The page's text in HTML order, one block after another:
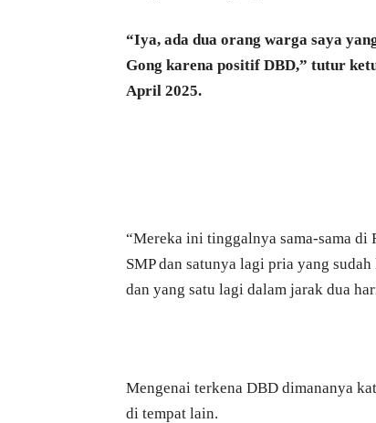
“Iya, ada dua orang warga saya
Gong karena positif DBD,” tutur
April 2025.
“Mereka ini tinggalnya sama-sama di
SMP dan satunya lagi pria yang
dan yang satu lagi dalam jarak dua
Mengenai terkena DBD dimananya
di tempat lain.